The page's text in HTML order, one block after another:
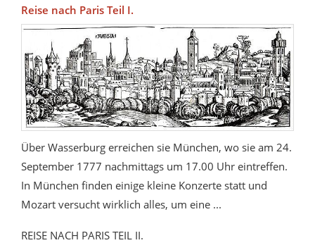
Reise nach Paris Teil I.
Über Wasserburg erreichen sie München, wo sie am 24.
September 1777 nachmittags um 17.00 Uhr eintreffen.
In München finden einige kleine Konzerte statt und
Mozart versucht wirklich alles, um eine ...
REISE NACH PARIS TEIL II.